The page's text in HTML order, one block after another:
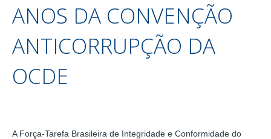
ANOS DA CONVENÇÃO
ANTICORRUPÇÃO DA
OCDE
A Força-Tarefa Brasileira de Integridade e Conformidade do